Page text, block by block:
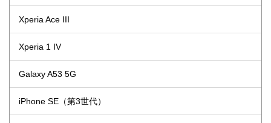
Xperia Ace III
Xperia 1 IV
Galaxy A53 5G
iPhone SE（第3世代）